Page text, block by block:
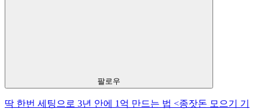
팔로우
딱 한번 세팅으로 3년 안에 1억 만드는 법 <종잣돈 모으기 기